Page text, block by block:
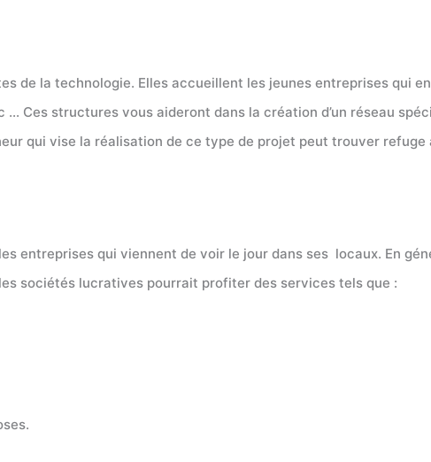
de la technologie. Elles accueillent les jeunes entreprises qui
Ces structures vous aideront dans la création d’un réseau
qui vise la réalisation de ce type de projet peut trouver refuge
entreprises qui viennent de voir le jour dans ses locaux. En
sociétés lucratives pourrait profiter des services tels que :